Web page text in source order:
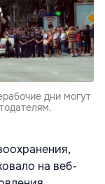
дни могут
на веб-